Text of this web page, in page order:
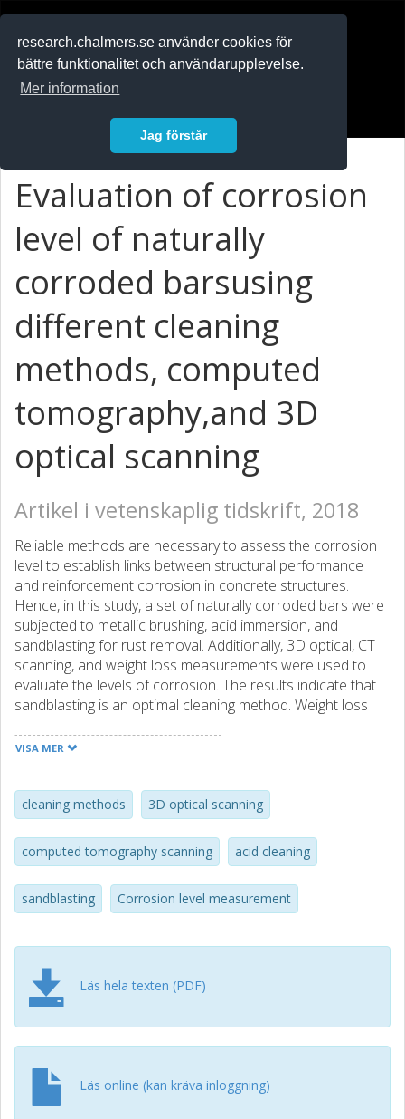
research.chalmers.se använder cookies för
bättre funktionalitet och användarupplevelse.
Mer information
Jag förstår
Evaluation of corrosion
level of naturally
corroded barsusing
different cleaning
methods, computed
tomography,and 3D
optical scanning
Artikel i vetenskaplig tidskrift, 2018
Reliable methods are necessary to assess the corrosion
level to establish links between structural performance
and reinforcement corrosion in concrete structures.
Hence, in this study, a set of naturally corroded bars were
subjected to metallic brushing, acid immersion, and
sandblasting for rust removal. Additionally, 3D optical, CT
scanning, and weight loss measurements were used to
evaluate the levels of corrosion. The results indicate that
sandblasting is an optimal cleaning method. Weight loss
about corrosion is not required, and 3D scanning is
VISA MER
cleaning methods 3D optical scanning
computed tomography scanning acid cleaning
sandblasting Corrosion level measurement
Läs hela texten (PDF)
Läs online (kan kräva inloggning)